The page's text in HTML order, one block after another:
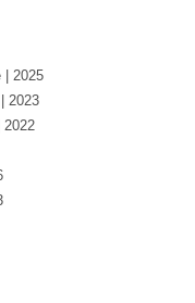
| 2025
2023
2022